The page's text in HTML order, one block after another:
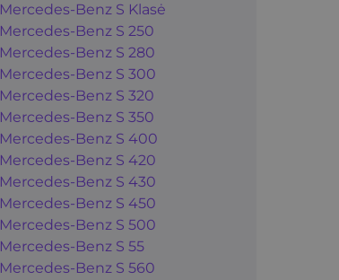
Mercedes-Benz S Klasė
Mercedes-Benz S 250
Mercedes-Benz S 280
Mercedes-Benz S 300
Mercedes-Benz S 320
Mercedes-Benz S 350
Mercedes-Benz S 400
Mercedes-Benz S 420
Mercedes-Benz S 430
Mercedes-Benz S 450
Mercedes-Benz S 500
Mercedes-Benz S 55
Mercedes-Benz S 560